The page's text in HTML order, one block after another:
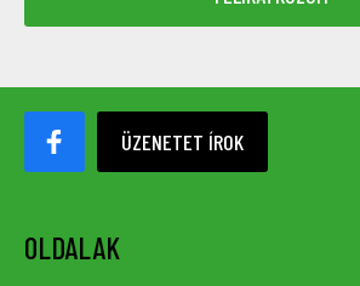
ÜZENETET ÍROK
OLDALAK